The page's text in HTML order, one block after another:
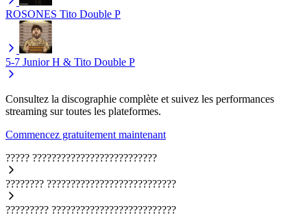
ROSONES Tito Double P
5-7 Junior H & Tito Double P
Consultez la discographie complète et suivez les performances
streaming sur toutes les plateformes.
Commencez gratuitement maintenant
????? ??????????????????????????
???????? ???????????????????????????
????????? ??????????????????????????